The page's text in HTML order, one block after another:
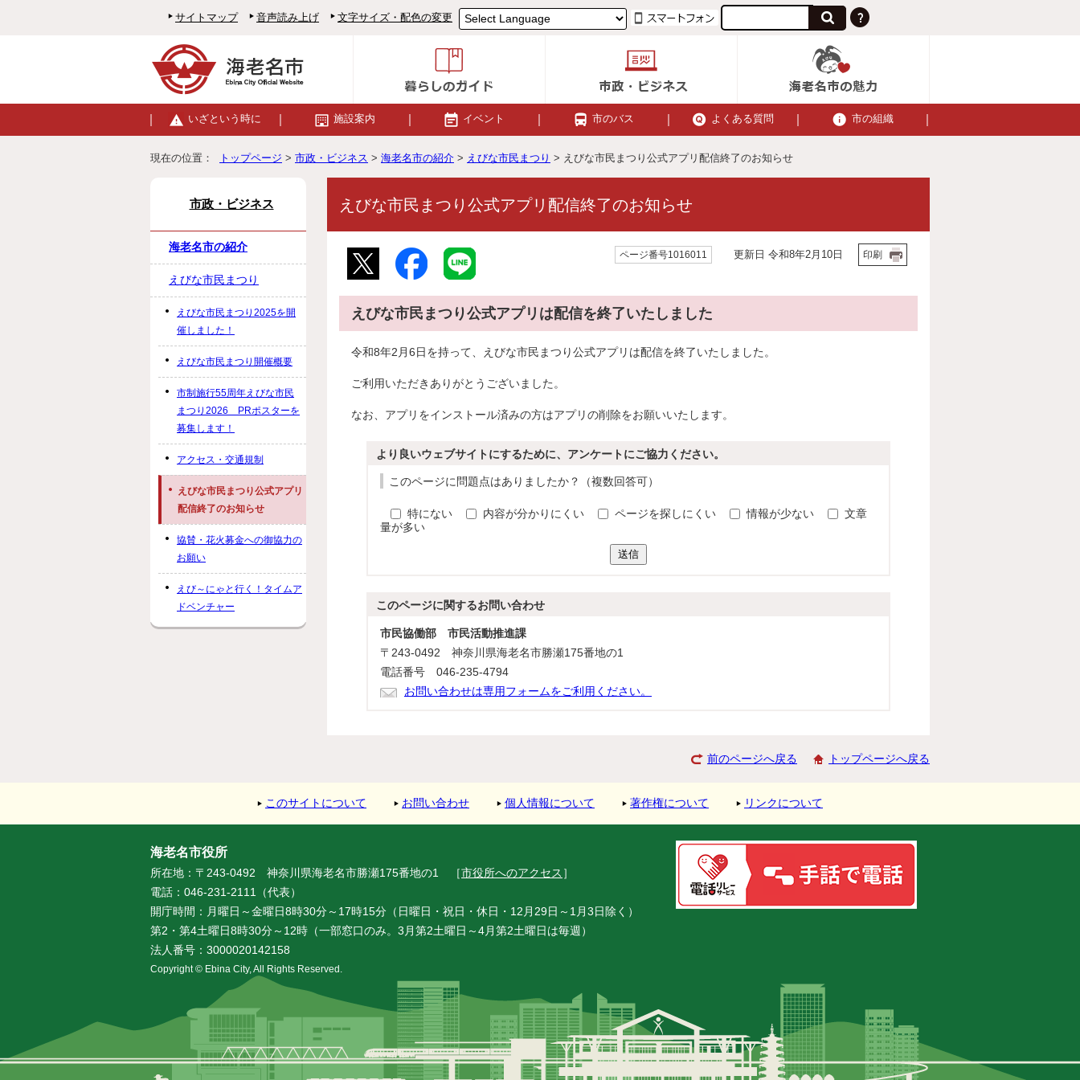
サイトマップ 音声読み上げ 文字サイズ・配色の変更
いざという時に 施設案内 イベント 市のバス よくある質問 市の組織
現在の位置： トップページ > 市政・ビジネス > 海老名市の紹介 > えびな市民まつり > えびな市民まつり公式アプリ配信終了のお知らせ
えびな市民まつり公式アプリ配信終了のお知らせ
ページ番号1016011 更新日 令和8年2月10日 印刷
えびな市民まつり公式アプリは配信を終了いたしました
令和8年2月6日を持って、えびな市民まつり公式アプリは配信を終了いたしました。
ご利用いただきありがとうございました。
なお、アプリをインストール済みの方はアプリの削除をお願いいたします。
より良いウェブサイトにするために、アンケートにご協力ください。
このページに問題点はありましたか？（複数回答可）
特にない 内容が分かりにくい ページを探しにくい 情報が少ない
文章
量が多い
送信
このページに関するお問い合わせ
市民協働部 市民活動推進課
〒243-0492 神奈川県海老名市勝瀬175番地の1
電話番号 046-235-4794
お問い合わせは専用フォームをご利用ください。
市政・ビジネス
海老名市の紹介
えびな市民まつり
えびな市民まつり2025を開
催しました！
えびな市民まつり開催概要
市制施行55周年えびな市民
まつり2026 PRポスターを
募集します！
アクセス・交通規制
えびな市民まつり公式アプリ
配信終了のお知らせ
協賛・花火募金への御協力の
お願い
えび～にゃと行く！タイムア
ドベンチャー
前のページへ戻る トップページへ戻る
このサイトについて お問い合わせ 個人情報について 著作権について リンクについて
海老名市役所
所在地：〒243-0492 神奈川県海老名市勝瀬175番地の1 ［市役所へのアクセス ］
電話：046-231-2111（代表）
開庁時間：月曜日～金曜日8時30分～17時15分（日曜日・祝日・休日・12月29日～1月3日除く）
第2・第4土曜日8時30分～12時（一部窓口のみ。3月第2土曜日～4月第2土曜日は毎週）
法人番号：3000020142158
Copyright © Ebina City, All Rights Reserved.